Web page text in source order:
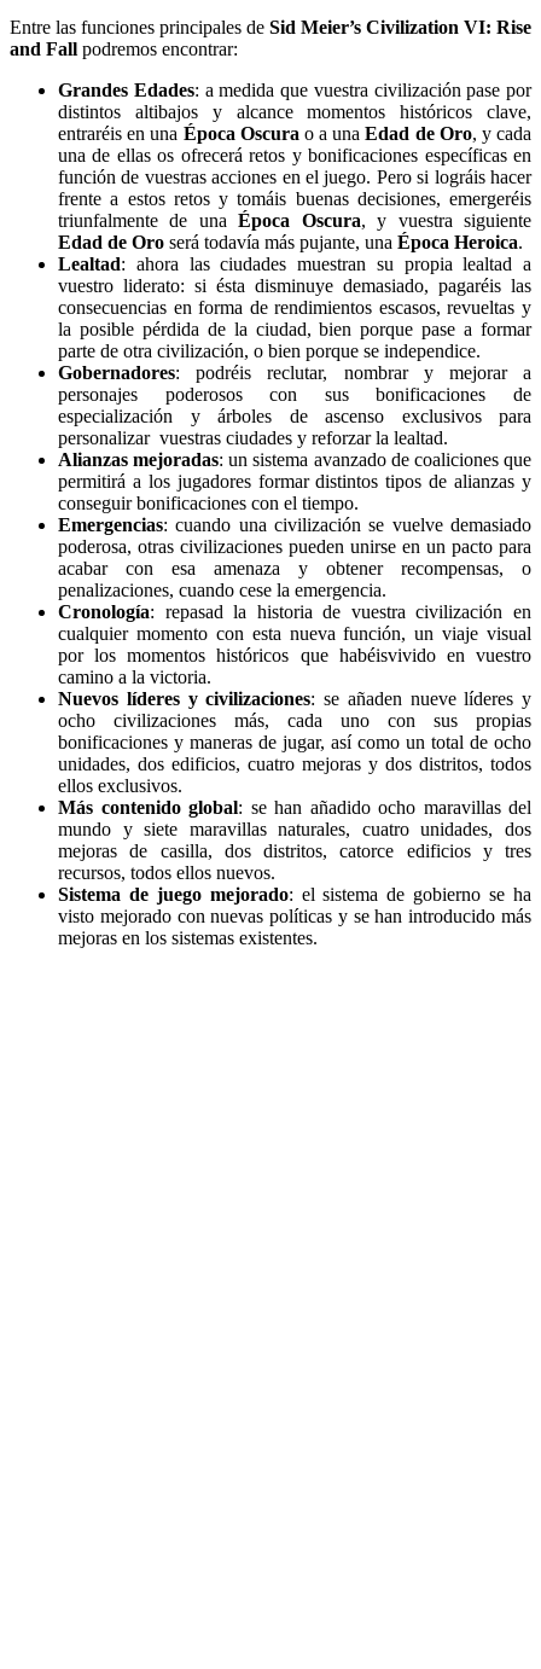
Entre las funciones principales de Sid Meier’s Civilization VI: Rise
and Fall podremos encontrar:
Grandes Edades: a medida que vuestra civilización pase por
distintos altibajos y alcance momentos históricos clave,
entraréis en una Época Oscura o a unaEdad de Oro, y cada
una de ellas os ofrecerá retos y bonificaciones específicas en
función de vuestras acciones en el juego. Pero si lográis hacer
frente a estos retos y tomáis buenas decisiones, emergeréis
triunfalmente de unaÉpoca Oscura, y vuestra siguiente
Edad de Oro será todavía más pujante, una Época Heroica.
Lealtad: ahora las ciudades muestran su propia lealtad a
vuestro liderato: si ésta disminuye demasiado, pagaréis las
consecuencias en forma de rendimientos escasos, revueltas y
la posible pérdida de la ciudad, bien porque pase a formar
parte de otra civilización, o bien porque se independice.
Gobernadores: podréis reclutar, nombrar y mejorar a
personajes poderosos con sus bonificaciones de
especialización y árboles de ascenso exclusivos para
personalizar vuestras ciudades y reforzar la lealtad.
Alianzas mejoradas: un sistema avanzado de coaliciones que
permitirá a los jugadores formar distintos tipos de alianzas y
conseguir bonificaciones con el tiempo.
Emergencias: cuando una civilización se vuelve demasiado
poderosa, otras civilizaciones pueden unirse en un pacto para
acabar con esa amenaza y obtener recompensas, o
penalizaciones, cuando cese la emergencia.
Cronología: repasad la historia de vuestra civilización en
cualquier momento con esta nueva función, un viaje visual
por los momentos históricos que habéisvivido en vuestro
camino a la victoria.
Nuevos líderes y civilizaciones: se añaden nueve líderes y
ocho civilizaciones más, cada uno con sus propias
bonificaciones y maneras de jugar, así como un total de ocho
unidades, dos edificios, cuatro mejoras y dos distritos, todos
ellos exclusivos.
Más contenido global: se han añadido ocho maravillas del
mundo y siete maravillas naturales, cuatro unidades, dos
mejoras de casilla, dos distritos, catorce edificios y tres
recursos, todos ellos nuevos.
Sistema de juego mejorado: el sistema de gobierno se ha
visto mejorado con nuevas políticas y se han introducido más
mejoras en los sistemas existentes.